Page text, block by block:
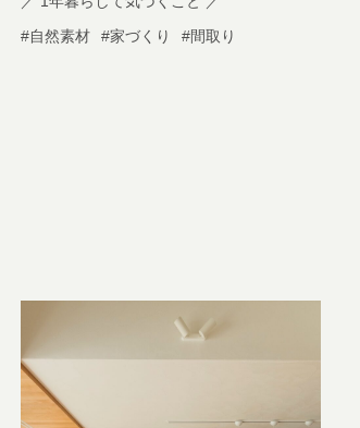
#自然素材
#家づくり #間取り